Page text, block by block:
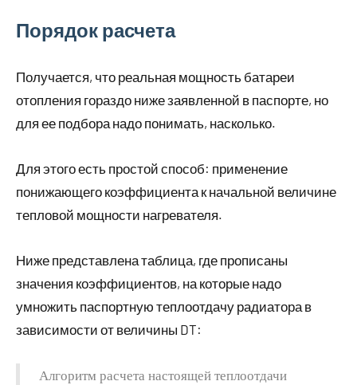
Порядок расчета
Получается, что реальная мощность батареи
отопления гораздо ниже заявленной в паспорте, но
для ее подбора надо понимать, насколько.
Для этого есть простой способ: применение
понижающего коэффициента к начальной величине
тепловой мощности нагревателя.
Ниже представлена таблица, где прописаны
значения коэффициентов, на которые надо
умножить паспортную теплоотдачу радиатора в
зависимости от величины DT:
Алгоритм расчета настоящей теплоотдачи